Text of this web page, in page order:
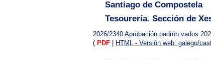
Santiago de Compostela
Tesourería. Sección de
2026/2340 Aprobación padrón vados
( PDF HTML - Versión web: galego/